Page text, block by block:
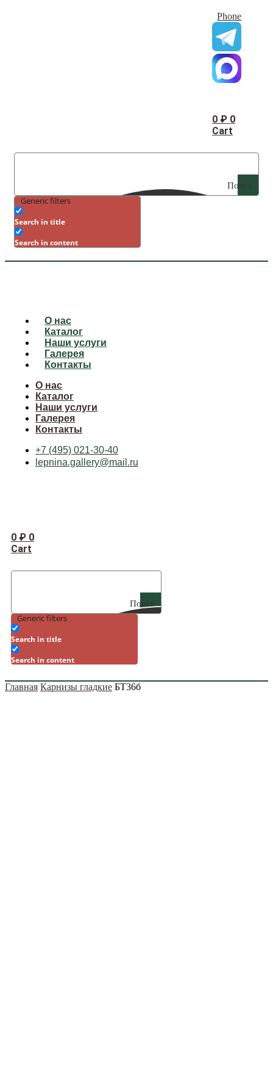
Phone
0 ₽ 0
Cart
Поиск
Generic filters
Search in title
Search in content
О нас
Каталог
Наши услуги
Галерея
Контакты
О нас
Каталог
Наши услуги
Галерея
Контакты
+7 (495) 021-30-40
lepnina.gallery@mail.ru
0 ₽ 0
Cart
Поиск
Generic filters
Search in title
Search in content
Главная Карнизы гладкие БТ36б